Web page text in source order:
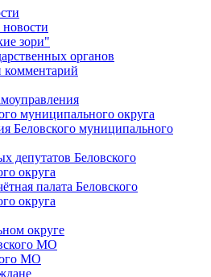
зори"
органов
муниципального округа
Беловского муниципального
депутатов Беловского
округа
палата Беловского
округа
округе
МО
МО